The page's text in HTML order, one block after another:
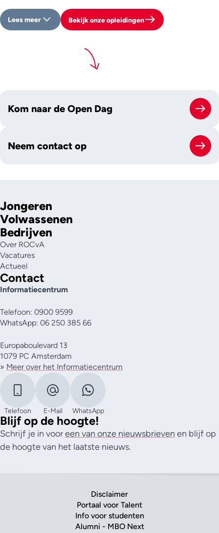
Bekijk onze opleidingen
Lees meer
Kom naar de Open Dag
Neem contact op
Jongeren
Volwassenen
Bedrijven
Over ROCvA
Vacatures
Actueel
Contact
Informatiecentrum
Telefoon: 0900 9599
WhatsApp: 06 250 385 66
Europaboulevard 13
1079 PC Amsterdam
» Meer over het Informatiecentrum
Telefoon E-Mail WhatsApp
Blijf op de hoogte!
Schrijf je in vooreen van onze nieuwsbrieven en blijf op
de hoogte van het laatste nieuws.
Disclaimer
Portaal voor Talent
Info voor studenten
Alumni - MBO Next